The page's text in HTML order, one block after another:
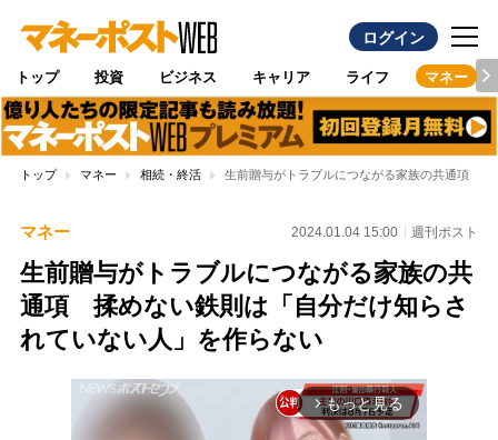
ログイン
トップ 投資 ビジネス キャリア ライフ マネー
トップ マネー 相続・終活 生前贈与がトラブルにつながる家族の共通項 揉
マネー 2024.01.04 15:00 週刊ポスト
生前贈与がトラブルにつながる家族の共
通項 揉めない鉄則は「自分だけ知らさ
れていない人」を作らない
arrow_forward_ios もっと見る